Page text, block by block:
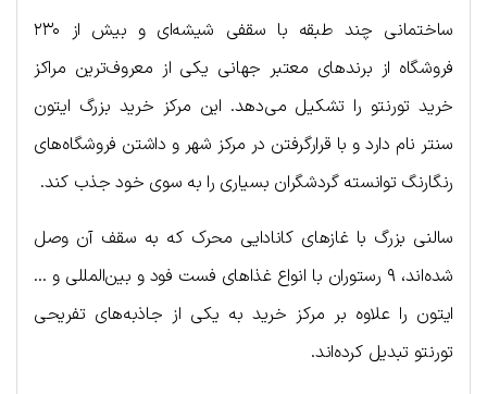
ساختمانی چند طبقه با سقفی شیشه‌ای و بیش از ۲۳۰
فروشگاه از برندهای معتبر جهانی یکی از معروف‌ترین مراکز
خرید تورنتو را تشکیل می‌دهد. این مرکز خرید بزرگ ایتون
سنتر نام دارد و با قرارگرفتن در مرکز شهر و داشتن فروشگاه‌های
رنگارنگ توانسته گردشگران بسیاری را به سوی خود جذب کند.
سالنی بزرگ با غازهای کانادایی محرک که به سقف آن وصل
شده‌اند، ۹ رستوران با انواع غذاهای فست فود و بین‌المللی و …
ایتون را علاوه بر مرکز خرید به یکی از جاذبه‌های تفریحی
تورنتو تبدیل کرده‌اند.